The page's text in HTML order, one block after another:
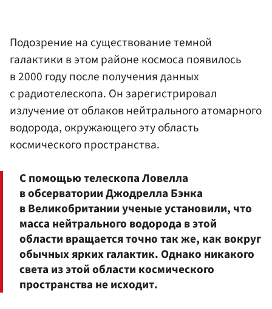
Подозрение на существование темной
галактики в этом районе космоса появилось
в 2000 году после получения данных
с радиотелескопа. Он зарегистрировал
излучение от облаков нейтрального атомарного
водорода, окружающего эту область
космического пространства.
С помощью телескопа Ловелла
в обсерватории Джодрелла Бэнка
в Великобритании ученые установили, что
масса нейтрального водорода в этой
области вращается точно так же, как вокруг
обычных ярких галактик. Однако никакого
света из этой области космического
пространства не исходит.